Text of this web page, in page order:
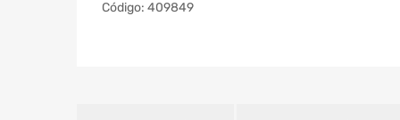
Código: 409849